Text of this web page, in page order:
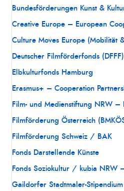
Bundesförderungen Kunst &
Creative Europe – European
Culture Moves Europe (Mobilität
Deutscher Filmförderfonds (DFFF)
Elbkulturfonds Hamburg
Erasmus+ – Cooperation
Film- und Medienstiftung NRW –
Filmförderung Österreich
Filmförderung Schweiz / BAK
Fonds Darstellende Künste
Fonds Soziokultur / kubia NRW
Gaildorfer Stadtmaler-Stipendium